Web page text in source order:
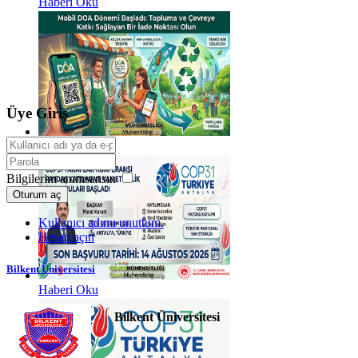
Haberi Oku
Haberi Oku
Üye Giriş
Bilgilerim anımsansın
Oturum aç
Kullanıcı adımı unuttum.
Hesap açın
Bilkent Üniversitesi
Bilkent Üniversitesi